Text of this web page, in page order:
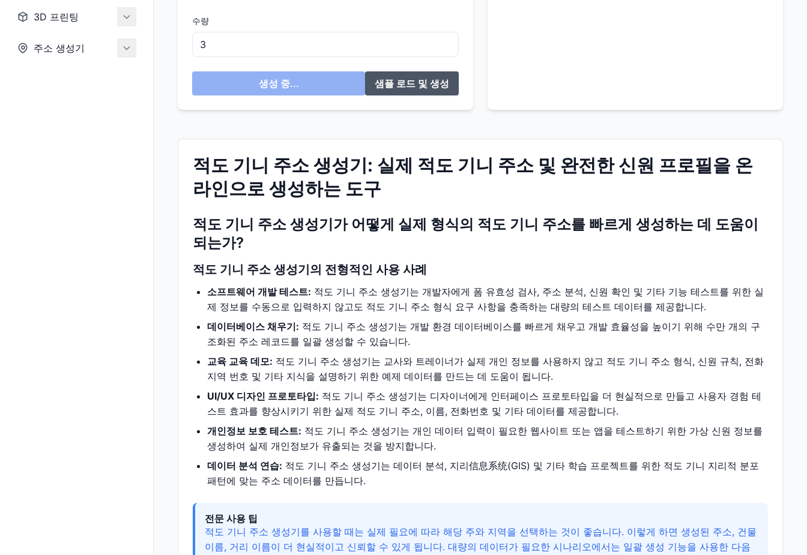
3D 프린팅
주소 생성기
수량
생성 중... 샘플 로드 및 생성
적도 기니 주소 생성기: 실제 적도 기니 주소 및 완전한 신원 프로필을 온
라인으로 생성하는 도구
적도 기니 주소 생성기가 어떻게 실제 형식의 적도 기니 주소를 빠르게 생성하는 데 도움이
되는가?
적도 기니 주소 생성기의 전형적인 사용 사례
소프트웨어 개발 테스트: 적도 기니 주소 생성기는 개발자에게 폼 유효성 검사, 주소 분석, 신원 확인 및 기타 기능 테스트를 위한 실
제 정보를 수동으로 입력하지 않고도 적도 기니 주소 형식 요구 사항을 충족하는 대량의 테스트 데이터를 제공합니다.
데이터베이스 채우기: 적도 기니 주소 생성기는 개발 환경 데이터베이스를 빠르게 채우고 개발 효율성을 높이기 위해 수만 개의 구
조화된 주소 레코드를 일괄 생성할 수 있습니다.
교육 교육 데모: 적도 기니 주소 생성기는 교사와 트레이너가 실제 개인 정보를 사용하지 않고 적도 기니 주소 형식, 신원 규칙, 전화
지역 번호 및 기타 지식을 설명하기 위한 예제 데이터를 만드는 데 도움이 됩니다.
UI/UX 디자인 프로토타입: 적도 기니 주소 생성기는 디자이너에게 인터페이스 프로토타입을 더 현실적으로 만들고 사용자 경험 테
스트 효과를 향상시키기 위한 실제 적도 기니 주소, 이름, 전화번호 및 기타 데이터를 제공합니다.
개인정보 보호 테스트: 적도 기니 주소 생성기는 개인 데이터 입력이 필요한 웹사이트 또는 앱을 테스트하기 위한 가상 신원 정보를
생성하여 실제 개인정보가 유출되는 것을 방지합니다.
데이터 분석 연습: 적도 기니 주소 생성기는 데이터 분석, 지리信息系统(GIS) 및 기타 학습 프로젝트를 위한 적도 기니 지리적 분포
패턴에 맞는 주소 데이터를 만듭니다.
전문 사용 팁
적도 기니 주소 생성기를 사용할 때는 실제 필요에 따라 해당 주와 지역을 선택하는 것이 좋습니다. 이렇게 하면 생성된 주소, 건물
이름, 거리 이름이 더 현실적이고 신뢰할 수 있게 됩니다. 대량의 데이터가 필요한 시나리오에서는 일괄 생성 기능을 사용한 다음